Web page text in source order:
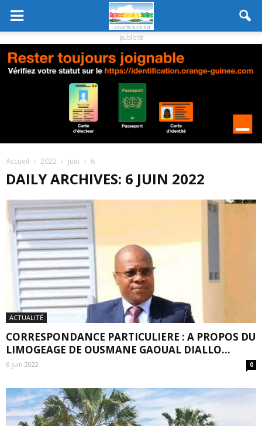
publicité
Accueil 2022 juin 6
DAILY ARCHIVES: 6 JUIN 2022
ACTUALITÉ
CORRESPONDANCE PARTICULIERE : A PROPOS DU
LIMOGEAGE DE OUSMANE GAOUAL DIALLO...
6 juin 2022 0